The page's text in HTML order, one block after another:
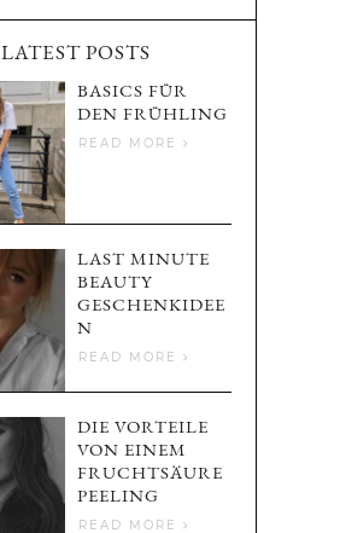
LATEST POSTS
BASICS FÜR
DEN FRÜHLING
READ MORE
LAST MINUTE
BEAUTY
GESCHENKIDEE
N
READ MORE
DIE VORTEILE
VON EINEM
FRUCHTSÄURE
PEELING
READ MORE